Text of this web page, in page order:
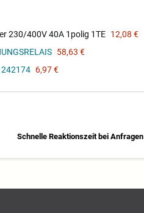
230/400V 40A 1polig 1TE 12,08 €
58,63 €
242174 6,97 €
Schnelle Reaktionszeit bei Anfragen